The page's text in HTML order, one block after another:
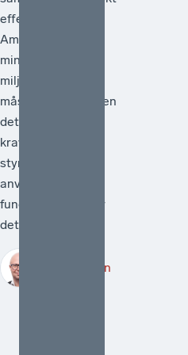
effektiv.[1]
Ambitionen att
minska
miljöpåverkan
måste vara hög men
det måste också
kraven på att de
styrmedel som
används faktiskt
fungerar. Därför är
det välkomme...
Robert Lönn